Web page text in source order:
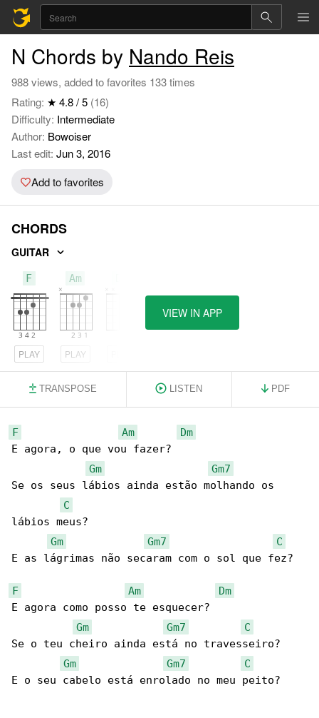
N Chords by Nando Reis
988 views, added to favorites 133 times
Rating: ★ 4.8 / 5 (16)
Difficulty: Intermediate
Author: Bowoiser
Last edit: Jun 3, 2016
Add to favorites
CHORDS
GUITAR
F
PLAY
Am
PLAY
VIEW IN APP
TRANSPOSE LISTEN PDF
F Am
Dm
E agora, o que vou fazer?
Gm
Gm7
Se os seus lábios ainda estão molhando os
C
lábios meus?
Gm
Gm7
C
E as lágrimas não secaram com o sol que fez?
F Am
Dm
E agora como posso te esquecer?
Gm
Gm7
C
Se o teu cheiro ainda está no travesseiro?
Gm
Gm7
C
E o seu cabelo está enrolado no meu peito?